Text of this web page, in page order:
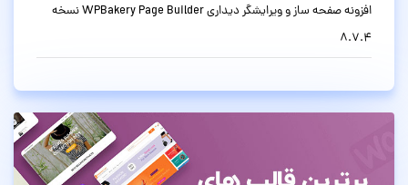
افزونه صفحه ساز و ویرایشگر دیداری WPBakery Page Builder نسخه
8.7.4